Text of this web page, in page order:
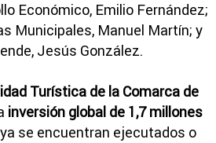
Económico, Emilio Fernández;
Municipales, Manuel Martín; y
Jesús González.
Turística de la Comarca de
inversión global de 1,7 millones
se encuentran ejecutados o